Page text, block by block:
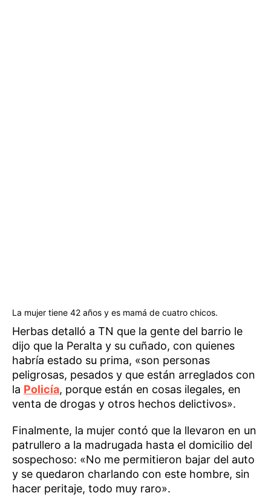
La mujer tiene 42 años y es mamá de cuatro chicos.
Herbas detalló a TN que la gente del barrio le
dijo que la Peralta y su cuñado, con quienes
habría estado su prima, «son personas
peligrosas, pesados y que están arreglados con
la Policía, porque están en cosas ilegales, en
venta de drogas y otros hechos delictivos».
Finalmente, la mujer contó que la llevaron en un
patrullero a la madrugada hasta el domicilio del
sospechoso: «No me permitieron bajar del auto
y se quedaron charlando con este hombre, sin
hacer peritaje, todo muy raro».